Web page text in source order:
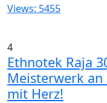
Views: 5455
4
Ethnotek Raja
Meisterwerk
mit Herz!